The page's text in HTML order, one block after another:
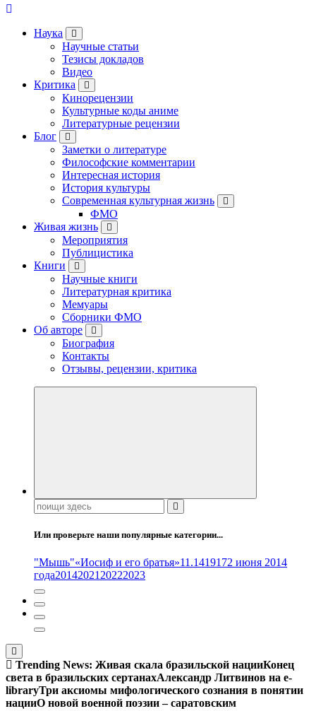
Наука
Научные статьи
Тезисы докладов
Видео
Критика
Кинорецензии
Культурные коды аниме
Литературные рецензии
Блог
Заметки о литературе
Философские комментарии
Интересная история
История культуры
Современная культурная жизнь
ФМО
Живая жизнь
Мероприятия
Публицистика
Книги
Научные книги
Литературная критика
Мемуары
Сборники ФМО
Об авторе
Биография
Контакты
Отзывы, рецензии, критика
Поиск:
Или проверьте наши популярные категории...
"Мышь"«Иосиф и его братья»11.1419172 июня 2014
года20142021 20222023
Trending News: Живая скала бразильской нацииКонец
света в бразильских сертанахАлександр Литвинов на e-
libraryТри аксиомы мифологического сознания в понятии
нацииО новой военной поэзии – саратовским